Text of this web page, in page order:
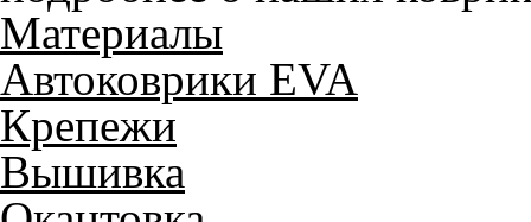
Материалы
Автоковрики EVA
Крепежи
Вышивка